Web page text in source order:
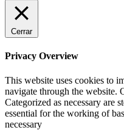
Cerrar
Privacy Overview
This website uses cookies to
navigate through the website.
Categorized as necessary are
essential for the working of
necessary